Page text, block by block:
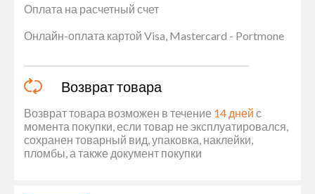
Оплата на расчетный счет
Онлайн-оплата картой Visa, Mastercard - Portmone
Возврат товара
Возврат товара возможен в течение 14 дней с
момента покупки, если товар не эксплуатировался,
сохранен товарный вид, упаковка, наклейки,
пломбы, а также документ покупки